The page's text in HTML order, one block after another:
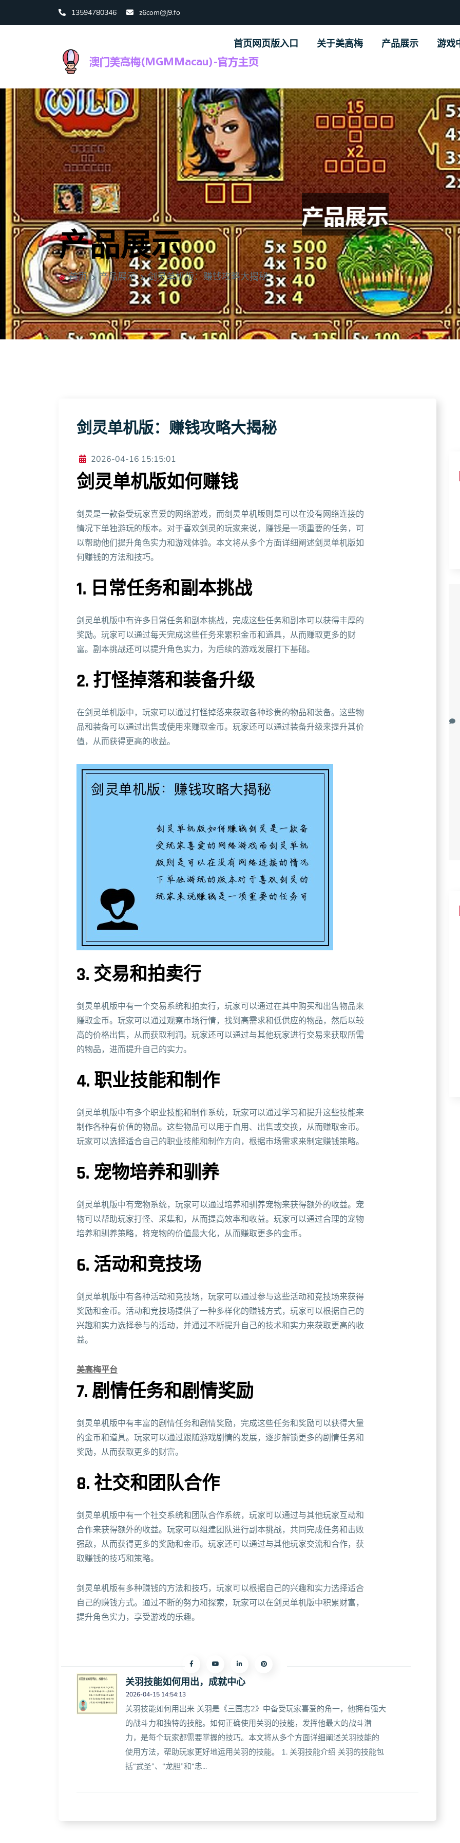
13594780346 z6com@j9.fo
首页网页版入口 关于美高梅 产品展示 游戏
产品展示
首页 产品展示 剑灵单机版：赚钱攻略大揭秘
剑灵单机版：赚钱攻略大揭秘
2026-04-16 15:15:01
剑灵单机版如何赚钱
剑灵是一款备受玩家喜爱的网络游戏，而剑灵单机版则是可以在没有网络连接的
情况下单独游玩的版本。对于喜欢剑灵的玩家来说，赚钱是一项重要的任务，可
以帮助他们提升角色实力和游戏体验。本文将从多个方面详细阐述剑灵单机版如
何赚钱的方法和技巧。
1. 日常任务和副本挑战
剑灵单机版中有许多日常任务和副本挑战，完成这些任务和副本可以获得丰厚的
奖励。玩家可以通过每天完成这些任务来累积金币和道具，从而赚取更多的财
富。副本挑战还可以提升角色实力，为后续的游戏发展打下基础。
2. 打怪掉落和装备升级
在剑灵单机版中，玩家可以通过打怪掉落来获取各种珍贵的物品和装备。这些物
品和装备可以通过出售或使用来赚取金币。玩家还可以通过装备升级来提升其价
值，从而获得更高的收益。
3. 交易和拍卖行
剑灵单机版中有一个交易系统和拍卖行，玩家可以通过在其中购买和出售物品来
赚取金币。玩家可以通过观察市场行情，找到高需求和低供应的物品，然后以较
高的价格出售，从而获取利润。玩家还可以通过与其他玩家进行交易来获取所需
的物品，进而提升自己的实力。
4. 职业技能和制作
剑灵单机版中有多个职业技能和制作系统，玩家可以通过学习和提升这些技能来
制作各种有价值的物品。这些物品可以用于自用、出售或交换，从而赚取金币。
玩家可以选择适合自己的职业技能和制作方向，根据市场需求来制定赚钱策略。
5. 宠物培养和驯养
剑灵单机版中有宠物系统，玩家可以通过培养和驯养宠物来获得额外的收益。宠
物可以帮助玩家打怪、采集和，从而提高效率和收益。玩家可以通过合理的宠物
培养和驯养策略，将宠物的价值最大化，从而赚取更多的金币。
6. 活动和竞技场
剑灵单机版中有各种活动和竞技场，玩家可以通过参与这些活动和竞技场来获得
奖励和金币。活动和竞技场提供了一种多样化的赚钱方式，玩家可以根据自己的
兴趣和实力选择参与的活动，并通过不断提升自己的技术和实力来获取更高的收
益。
美高梅平台
7. 剧情任务和剧情奖励
剑灵单机版中有丰富的剧情任务和剧情奖励，完成这些任务和奖励可以获得大量
的金币和道具。玩家可以通过跟随游戏剧情的发展，逐步解锁更多的剧情任务和
奖励，从而获取更多的财富。
8. 社交和团队合作
剑灵单机版中有一个社交系统和团队合作系统，玩家可以通过与其他玩家互动和
合作来获得额外的收益。玩家可以组建团队进行副本挑战，共同完成任务和击败
强敌，从而获得更多的奖励和金币。玩家还可以通过与其他玩家交流和合作，获
取赚钱的技巧和策略。
剑灵单机版有多种赚钱的方法和技巧，玩家可以根据自己的兴趣和实力选择适合
自己的赚钱方式。通过不断的努力和探索，玩家可以在剑灵单机版中积累财富，
提升角色实力，享受游戏的乐趣。
关羽技能如何用出，成就中心
2026-04-15 14:54:13
关羽技能如何用出来 关羽是《三国志2》中备受玩家喜爱的角一，他拥有强大
的战斗力和独特的技能。如何正确使用关羽的技能，发挥他最大的战斗潜
力，是每个玩家都需要掌握的技巧。本文将从多个方面详细阐述关羽技能的
使用方法，帮助玩家更好地运用关羽的技能。 1. 关羽技能介绍 关羽的技能包
括“武圣”、“龙胆”和“忠...